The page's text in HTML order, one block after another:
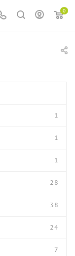
0
1
1
1
28
38
24
7